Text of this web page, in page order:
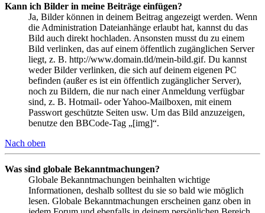
Kann ich Bilder in meine Beiträge einfügen?
Ja, Bilder können in deinem Beitrag angezeigt werden. Wenn
die Administration Dateianhänge erlaubt hat, kannst du das
Bild auch direkt hochladen. Ansonsten musst du zu einem
Bild verlinken, das auf einem öffentlich zugänglichen Server
liegt, z. B. http://www.domain.tld/mein-bild.gif. Du kannst
weder Bilder verlinken, die sich auf deinem eigenen PC
befinden (außer es ist ein öffentlich zugänglicher Server),
noch zu Bildern, die nur nach einer Anmeldung verfügbar
sind, z. B. Hotmail- oder Yahoo-Mailboxen, mit einem
Passwort geschützte Seiten usw. Um das Bild anzuzeigen,
benutze den BBCode-Tag „[img]“.
Nach oben
Was sind globale Bekanntmachungen?
Globale Bekanntmachungen beinhalten wichtige
Informationen, deshalb solltest du sie so bald wie möglich
lesen. Globale Bekanntmachungen erscheinen ganz oben in